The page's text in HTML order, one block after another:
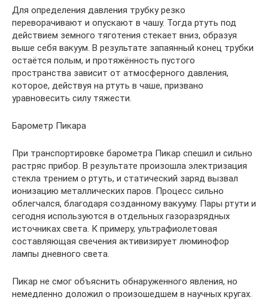
Для определения давления трубку резко
переворачивают и опускают в чашу. Тогда ртуть под
действием земного тяготения стекает вниз, образуя
выше себя вакуум. В результате запаянный конец трубки
остаётся полым, и протяжённость пустого
пространства зависит от атмосферного давления,
которое, действуя на ртуть в чаше, призвано
уравновесить силу тяжести.
Барометр Пикара
При транспортировке барометра Пикар спешил и сильно
растряс прибор. В результате произошла электризация
стекла трением о ртуть, и статический заряд вызвал
ионизацию металлических паров. Процесс сильно
облегчался, благодаря созданному вакууму. Пары ртути и
сегодня используются в отдельных газоразрядных
источниках света. К примеру, ультрафиолетовая
составляющая свечения активизирует люминофор
лампы дневного света.
Пикар не смог объяснить обнаруженного явления, но
немедленно доложил о произошедшем в научных кругах.